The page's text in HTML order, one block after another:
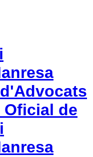
Oficial de